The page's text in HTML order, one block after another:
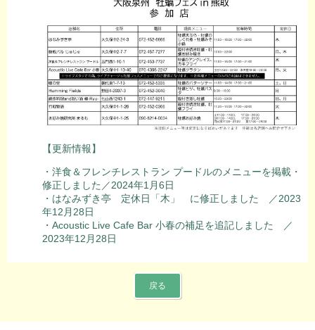
【更新情報】
・洋食＆フレンチレストラン プードルのメニューを掲載・
修正しました／2024年1月6日
・はなみずき亭 定休日「木」 に修正しました ／2023
年12月28日
・Acoustic Live Cafe Bar 小春の補足を追記しました ／
2023年12月28日
戻る